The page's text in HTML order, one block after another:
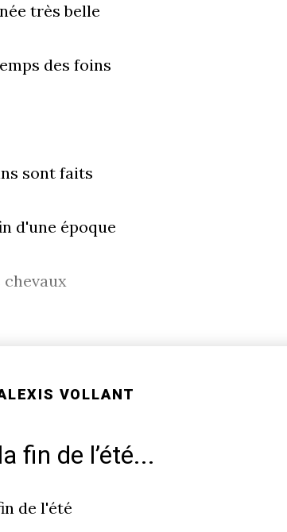
très belle
des foins
sont faits
d'une époque
chevaux
VOLLANT
fin de l’été...
de l'été